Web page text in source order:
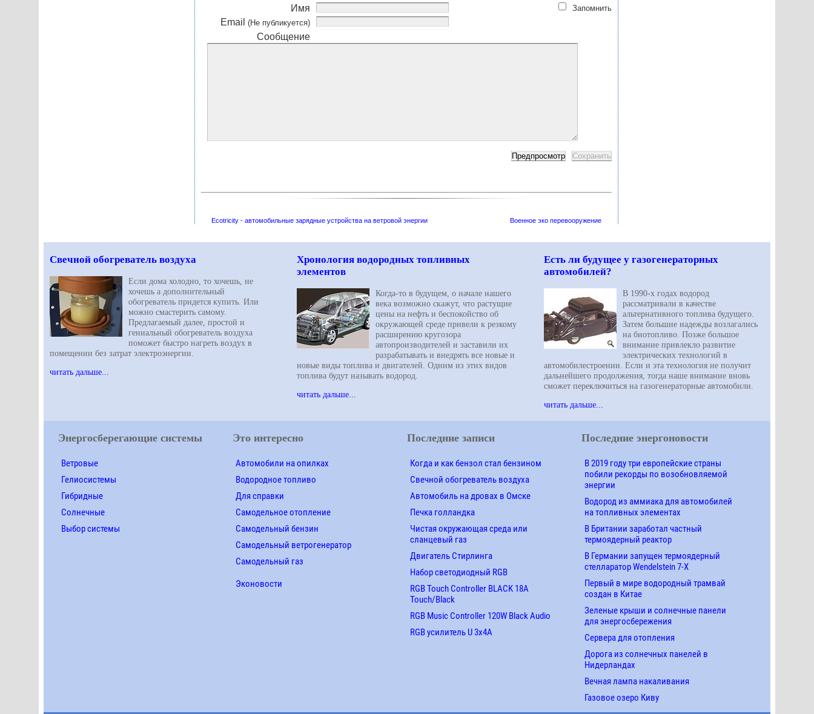
Запомнить
Имя
Email (Не публикуется)
Сообщение
Ecotricity - автомобильные зарядные устройства на ветровой энергии Военное эко перевооружение
Свечной обогреватель воздуха
Если дома холодно, то хочешь, не
хочешь а дополнительный
обогреватель придется купить. Или
можно смастерить самому.
Предлагаемый далее, простой и
гениальный обогреватель воздуха
поможет быстро нагреть воздух в
помещении без затрат электроэнергии.
читать дальше...
Хронология водородных топливных
элементов
Когда-то в будущем, о начале нашего
века возможно скажут, что растущие
цены на нефть и беспокойство об
окружающей среде привели к резкому
расширению кругозора
автопроизводителей и заставили их
разрабатывать и внедрять все новые и
новые виды топлива и двигателей. Одним из этих видов
топлива будут называть водород.
читать дальше...
Есть ли будущее у газогенераторных
автомобилей?
В 1990-х годах водород
рассматривали в качестве
альтернативного топлива будущего.
Затем большие надежды возлагались
на биотопливо. Позже большое
внимание привлекло развитие
электрических технологий в
автомобилестроении. Если и эта технология не получит
дальнейшего продолжения, тогда наше внимание вновь
сможет переключиться на газогенераторные автомобили.
читать дальше...
Энергосберегающие системы
Ветровые
Гелиосистемы
Гибридные
Солнечные
Выбор системы
Это интересно
Автомобили на опилках
Водородное топливо
Для справки
Самодельное отопление
Самодельный бензин
Самодельный ветрогенератор
Самодельный газ
Эконовости
Последние записи
Когда и как бензол стал бензином
Свечной обогреватель воздуха
Автомобиль на дровах в Омске
Печка голландка
Чистая окружающая среда или
сланцевый газ
Двигатель Стирлинга
Набор светодиодный RGB
RGB Touch Controller BLACK 18A
Touch/Black
RGB Music Controller 120W Black Audio
RGB усилитель U 3х4A
Последние энергоновости
В 2019 году три европейские страны
побили рекорды по возобновляемой
энергии
Водород из аммиака для автомобилей
на топливных элементах
В Британии заработал частный
термоядерный реактор
В Германии запущен термоядерный
стелларатор Wendelstein 7-X
Первый в мире водородный трамвай
создан в Китае
Зеленые крыши и солнечные панели
для энергосбережения
Сервера для отопления
Дорога из солнечных панелей в
Нидерландах
Вечная лампа накаливания
Газовое озеро Киву